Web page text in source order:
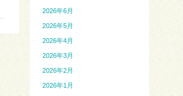
2026年6月
2026年5月
2026年4月
2026年3月
2026年2月
2026年1月